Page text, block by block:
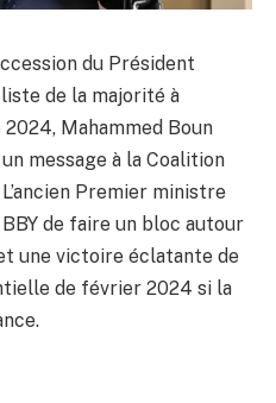
du Président
de la majorité à
Mahammed Boun
message à la Coalition
L’ancien Premier ministre
de faire un bloc autour
une victoire éclatante de
de février 2024 si la